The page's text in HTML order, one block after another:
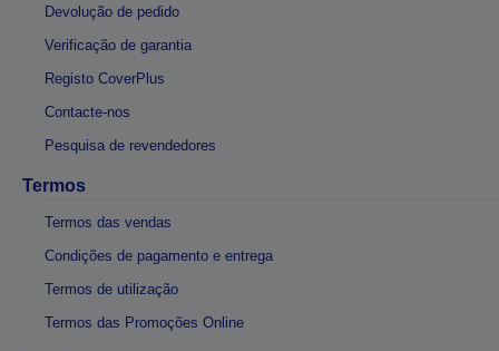
Devolução de pedido
Verificação de garantia
Registo CoverPlus
Contacte-nos
Pesquisa de revendedores
Termos
Termos das vendas
Condições de pagamento e entrega
Termos de utilização
Termos das Promoções Online